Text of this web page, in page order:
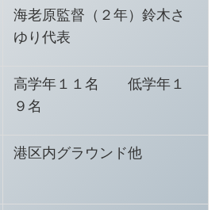
海老原監督（２年）鈴木さ
ゆり代表
高学年１１名 低学年１
９名
港区内グラウンド他